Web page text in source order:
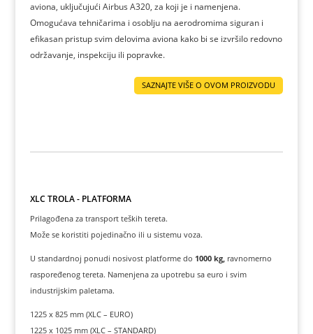
aviona, uključujući Airbus A320, za koji je i namenjena.
Omogućava tehničarima i osoblju na aerodromima siguran i
efikasan pristup svim delovima aviona kako bi se izvršilo redovno
održavanje, inspekciju ili popravke.
SAZNAJTE VIŠE O OVOM PROIZVODU
XLC TROLA - PLATFORMA
Prilagođena za transport teških tereta.
Može se koristiti pojedinačno ili u sistemu voza.
U standardnoj ponudi nosivost platforme do 1000 kg, ravnomerno
raspoređenog tereta. Namenjena za upotrebu sa euro i svim
industrijskim paletama.
1225 x 825 mm (XLC – EURO)
1225 x 1025 mm (XLC – STANDARD)